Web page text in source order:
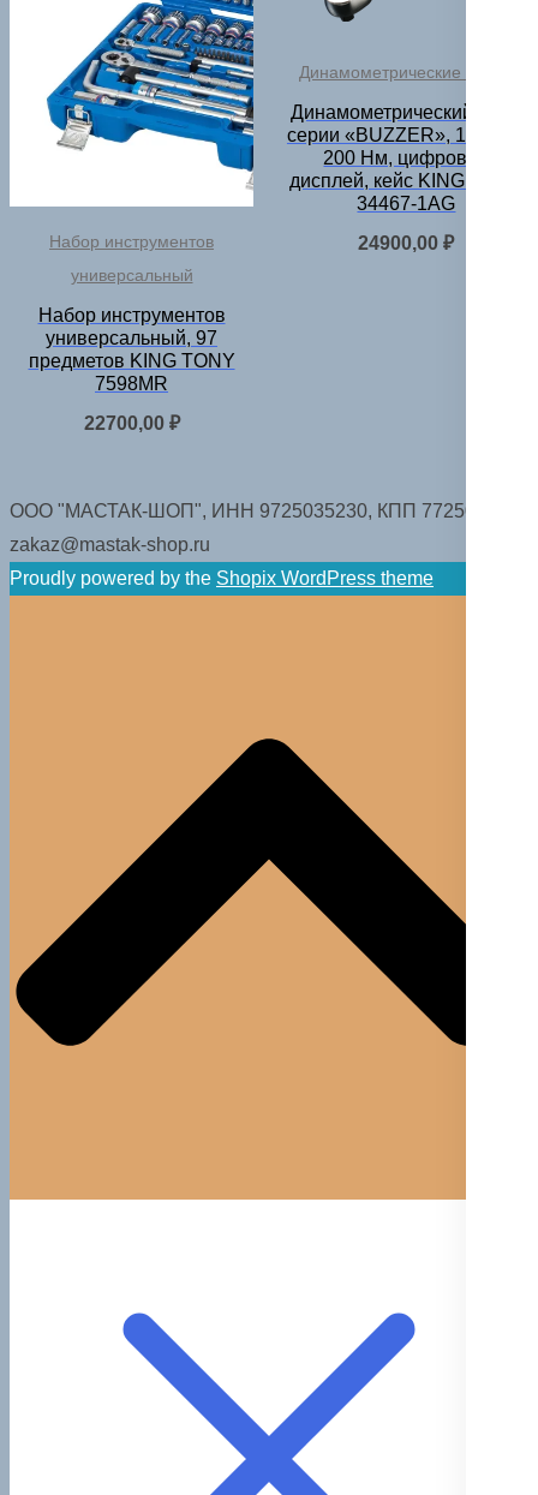
Набор инструментов
универсальный
Набор инструментов
универсальный, 97
предметов KING TONY
7598MR
22700,00 ₽
Динамометрические ключи
Динамометрический ключ
серии «BUZZER», 1/2″, 40-
200 Нм, цифровой
дисплей, кейс KING TONY
34467-1AG
24900,00₽
ООО "МАСТАК-ШОП", ИНН 9725035230, КПП 772501001.
zakaz@mastak-shop.ru
Proudly powered by the Shopix WordPress theme